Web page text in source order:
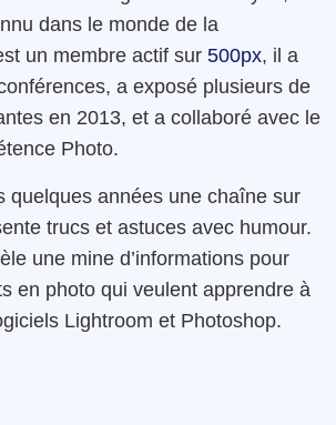
dans le monde de la
un membre actif sur 500px, il a
a exposé plusieurs de
en 2013, et a collaboré avec le
Photo.
quelques années une chaîne sur
trucs et astuces avec humour.
une mine d’informations pour
en photo qui veulent apprendre à
Lightroom et Photoshop.